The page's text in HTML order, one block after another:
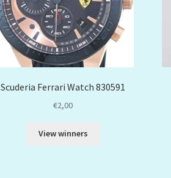
Scuderia Ferrari Watch 830591
€2,00
View winners